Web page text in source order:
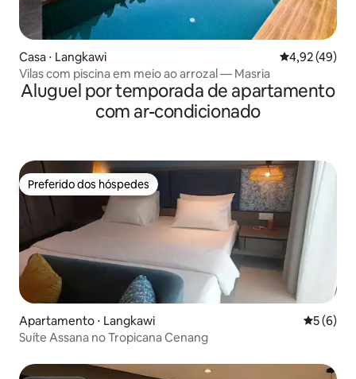
Casa ⋅ Langkawi 4,92 de uma
4,92 (49)
Vilas com piscina em meio ao arrozal — Masria
Aluguel por temporada de apartamento
com ar-condicionado
Preferido dos hóspedes
Preferido dos hóspedes
Apartamento ⋅ Langkawi 5 de
5 (6)
Suíte Assana no Tropicana Cenang